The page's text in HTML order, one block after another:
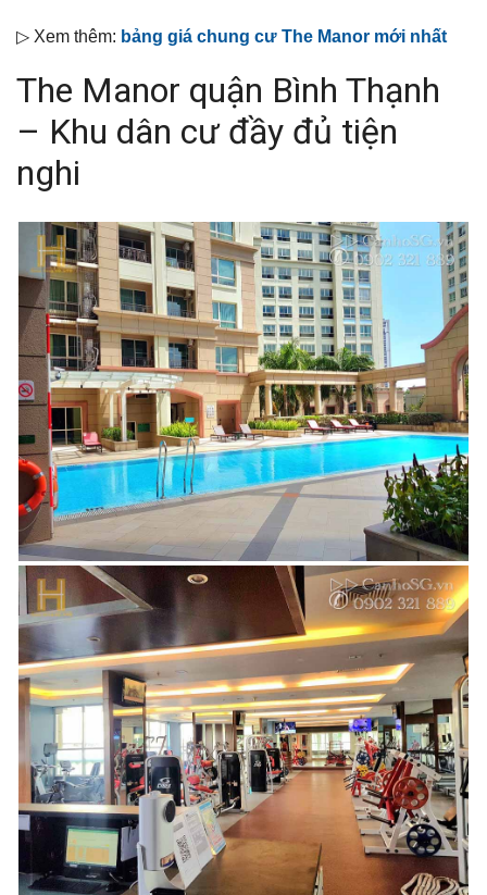
▷ Xem thêm: bảng giá chung cư The Manor mới nhất
The Manor quận Bình Thạnh
– Khu dân cư đầy đủ tiện
nghi